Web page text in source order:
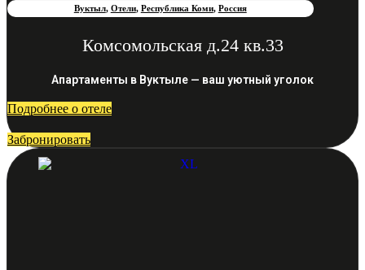
Вуктыл, Отели, Республика Коми, Россия
Комсомольская д.24 кв.33
Апартаменты в Вуктыле — ваш уютный уголок
Подробнее о отеле
Забронировать